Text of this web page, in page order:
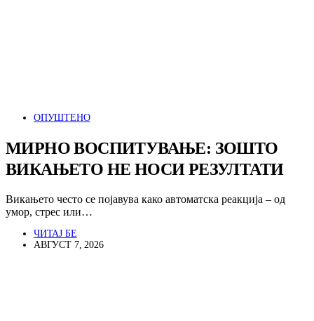
ОПУШТЕНО
МИРНО ВОСПИТУВАЊЕ: ЗОШТО
ВИКАЊЕТО НЕ НОСИ РЕЗУЛТАТИ
Викањето често се појавува како автоматска реакција – од
умор, стрес или…
ЧИТАЈ БЕ
АВГУСТ 7, 2026